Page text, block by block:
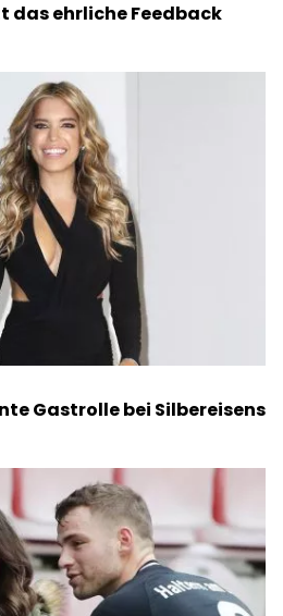
das ehrliche Feedback
Gastrolle bei Silbereisens